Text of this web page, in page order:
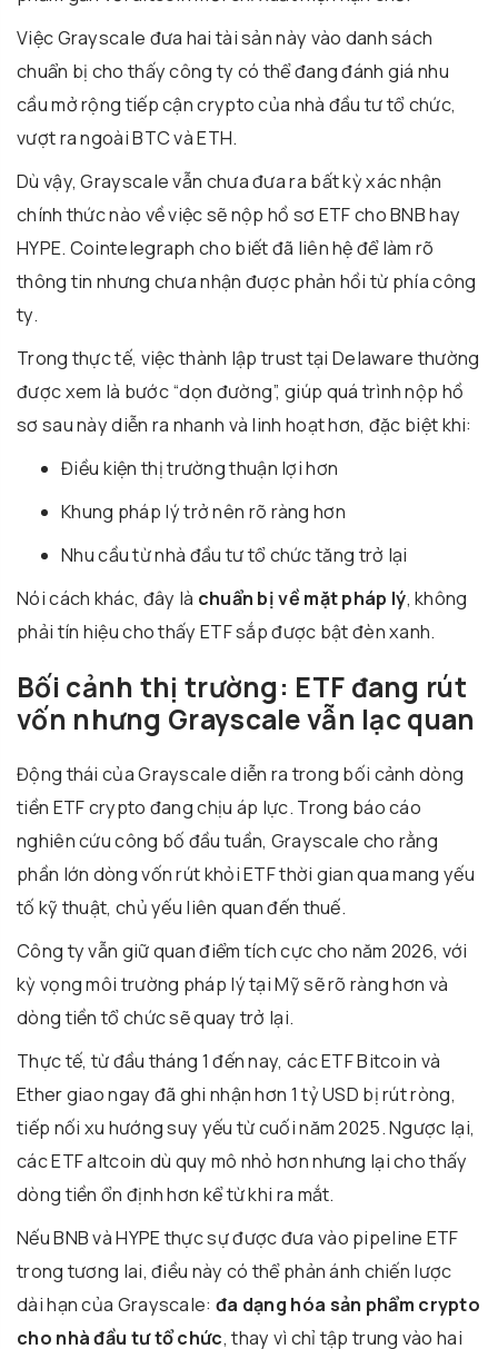
Việc Grayscale đưa hai tài sản này vào danh sách
chuẩn bị cho thấy công ty có thể đang đánh giá nhu
cầu mở rộng tiếp cận crypto của nhà đầu tư tổ chức,
vượt ra ngoài BTC và ETH.
Dù vậy, Grayscale vẫn chưa đưa ra bất kỳ xác nhận
chính thức nào về việc sẽ nộp hồ sơ ETF cho BNB hay
HYPE. Cointelegraph cho biết đã liên hệ để làm rõ
thông tin nhưng chưa nhận được phản hồi từ phía công
ty.
Trong thực tế, việc thành lập trust tại Delaware thường
được xem là bước “dọn đường”, giúp quá trình nộp hồ
sơ sau này diễn ra nhanh và linh hoạt hơn, đặc biệt khi:
Điều kiện thị trường thuận lợi hơn
Khung pháp lý trở nên rõ ràng hơn
Nhu cầu từ nhà đầu tư tổ chức tăng trở lại
Nói cách khác, đây là chuẩn bị về mặt pháp lý, không
phải tín hiệu cho thấy ETF sắp được bật đèn xanh.
Bối cảnh thị trường: ETF đang rút
vốn nhưng Grayscale vẫn lạc quan
Động thái của Grayscale diễn ra trong bối cảnh dòng
tiền ETF crypto đang chịu áp lực. Trong báo cáo
nghiên cứu công bố đầu tuần, Grayscale cho rằng
phần lớn dòng vốn rút khỏi ETF thời gian qua mang yếu
tố kỹ thuật, chủ yếu liên quan đến thuế.
Công ty vẫn giữ quan điểm tích cực cho năm 2026, với
kỳ vọng môi trường pháp lý tại Mỹ sẽ rõ ràng hơn và
dòng tiền tổ chức sẽ quay trở lại.
Thực tế, từ đầu tháng 1 đến nay, các ETF Bitcoin và
Ether giao ngay đã ghi nhận hơn 1 tỷ USD bị rút ròng,
tiếp nối xu hướng suy yếu từ cuối năm 2025. Ngược lại,
các ETF altcoin dù quy mô nhỏ hơn nhưng lại cho thấy
dòng tiền ổn định hơn kể từ khi ra mắt.
Nếu BNB và HYPE thực sự được đưa vào pipeline ETF
trong tương lai, điều này có thể phản ánh chiến lược
dài hạn của Grayscale: đa dạng hóa sản phẩm crypto
cho nhà đầu tư tổ chức, thay vì chỉ tập trung vào hai